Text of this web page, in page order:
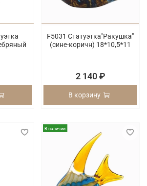
F5031 Статуэтка"Ракушка"
(сине-коричн) 18*10,5*11
2 140 ₽
В корзину
В наличии